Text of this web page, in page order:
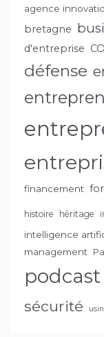
agence
bretagne
d'entreprise
défense
financement
histoire héritage
intelligence
management
podcast
sécurité